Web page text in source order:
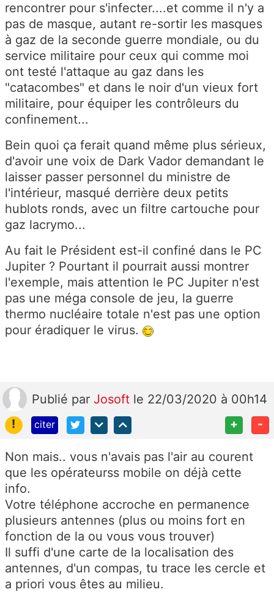
rencontrer pour s'infecter....et comme il n'y a
pas de masque, autant re-sortir les masques
à gaz de la seconde guerre mondiale, ou du
service militaire pour ceux qui comme moi
ont testé l'attaque au gaz dans les
"catacombes" et dans le noir d'un vieux fort
militaire, pour équiper les contrôleurs du
confinement...
Bein quoi ça ferait quand même plus sérieux,
d'avoir une voix de Dark Vador demandant le
laisser passer personnel du ministre de
l'intérieur, masqué derrière deux petits
hublots ronds, avec un filtre cartouche pour
gaz lacrymo...
Au fait le Président est-il confiné dans le PC
Jupiter ? Pourtant il pourrait aussi montrer
l'exemple, mais attention le PC Jupiter n'est
pas une méga console de jeu, la guerre
thermo nucléaire totale n'est pas une option
pour éradiquer le virus.
Publié par Josoft le 22/03/2020 à 00h14
!
citer + -
Non mais.. vous n'avais pas l'air au courent
que les opérateurss mobile on déjà cette
info.
Votre téléphone accroche en permanence
plusieurs antennes (plus ou moins fort en
fonction de la ou vous vous trouver)
Il suffi d'une carte de la localisation des
antennes, d'un compas, tu trace les cercle et
a priori vous êtes au milieu.